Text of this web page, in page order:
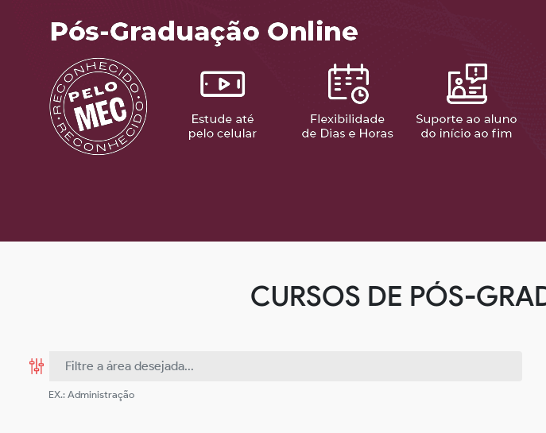
CURSOS DE PÓS-
EX.: Administração